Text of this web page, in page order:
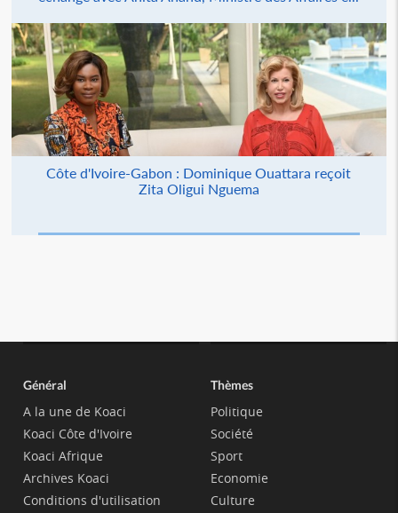
Côte d'Ivoire-Gabon : Dominique Ouattara reçoit
Zita Oligui Nguema
Général
A la une de Koaci
Koaci Côte d'Ivoire
Koaci Afrique
Archives Koaci
Conditions d'utilisation
Thèmes
Politique
Société
Sport
Economie
Culture